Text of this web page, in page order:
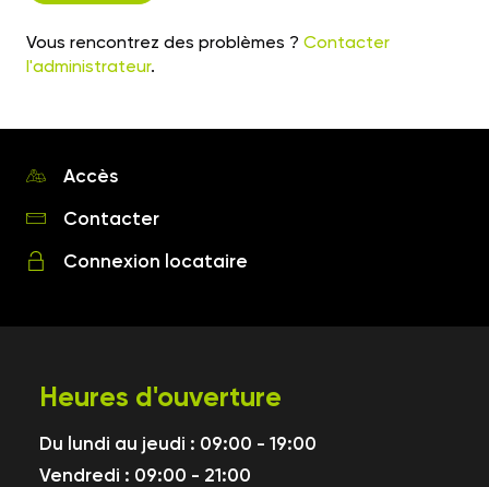
Vous rencontrez des problèmes ? Contacter
l'administrateur.
Accès
Contacter
Connexion locataire
Heures d'ouverture
Du lundi au jeudi : 09:00 - 19:00
Vendredi : 09:00 - 21:00